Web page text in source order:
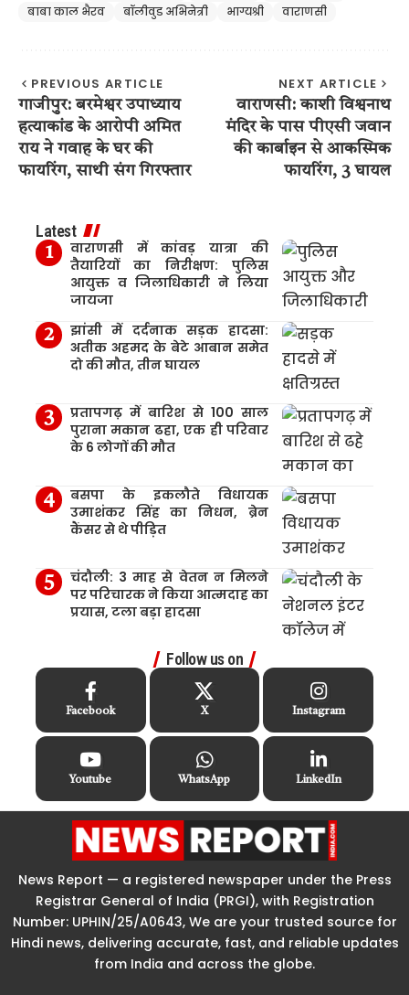
बाबा काल भैरव
बॉलीवुड अभिनेत्री भाग्यश्री वाराणसी
PREVIOUS ARTICLE
गाजीपुर: बरमेश्वर उपाध्याय
हत्याकांड के आरोपी अमित
राय ने गवाह के घर की
फायरिंग, साथी संग गिरफ्तार
NEXT ARTICLE
वाराणसी: काशी विश्वनाथ
मंदिर के पास पीएसी जवान
की कार्बाइन से आकस्मिक
फायरिंग, 3 घायल
Latest
वाराणसी में कांवड़ यात्रा की
तैयारियों का निरीक्षण: पुलिस
आयुक्त व जिलाधिकारी ने लिया
जायजा
झांसी में दर्दनाक सड़क हादसा:
अतीक अहमद के बेटे आबान समेत
दो की मौत, तीन घायल
प्रतापगढ़ में बारिश से 100 साल
पुराना मकान ढहा, एक ही परिवार
के 6 लोगों की मौत
बसपा के इकलौते विधायक
उमाशंकर सिंह का निधन, ब्रेन
कैंसर से थे पीड़ित
चंदौली: 3 माह से वेतन न मिलने
पर परिचारक ने किया आत्मदाह का
प्रयास, टला बड़ा हादसा
Follow us on
Facebook X Instagram
Youtube WhatsApp LinkedIn
News Report — a registered newspaper under the Press
Registrar General of India (PRGI), with Registration
Number: UPHIN/25/A0643, We are your trusted source for
Hindi news, delivering accurate, fast, and reliable updates
from India and across the globe.